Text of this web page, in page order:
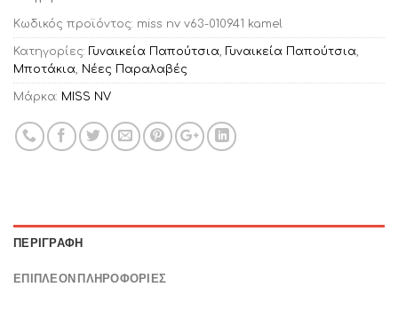
Κωδικός προϊόντος: miss nv v63-010941 kamel
Κατηγορίες: Γυναικεία Παπούτσια, Γυναικεία Παπούτσια,
Μποτάκια, Νέες Παραλαβές
Μάρκα: MISS NV
ΠΕΡΙΓΡΑΦΉ
ΕΠΙΠΛΈΟΝ ΠΛΗΡΟΦΟΡΊΕΣ